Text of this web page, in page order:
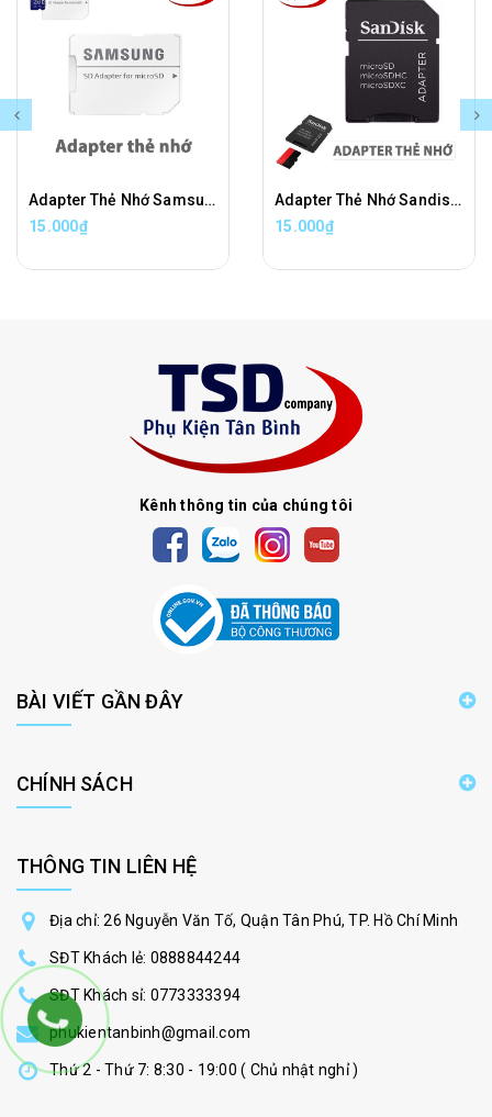
Adapter Thẻ Nhớ Samsung Chuyển Đổi Thẻ Nhớ Micro SD Sang Thẻ Nhớ SD Chính Hãng
15.000₫
Adapter Thẻ Nhớ Sandisk Chuyển Đổi Thẻ Nhớ Micro SD Sang Thẻ Nhớ SD Chính Hãng
15.000₫
Kênh thông tin của chúng tôi
BÀI VIẾT GẦN ĐÂY
CHÍNH SÁCH
THÔNG TIN LIÊN HỆ
Địa chỉ: 26 Nguyễn Văn Tố, Quận Tân Phú, TP. Hồ Chí Minh
SĐT Khách lẻ: 0888844244
SĐT Khách sỉ: 0773333394
phukientanbinh@gmail.com
Thứ 2 - Thứ 7: 8:30 - 19:00 ( Chủ nhật nghỉ )